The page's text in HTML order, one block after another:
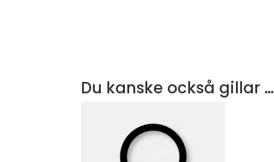
Du kanske också gillar …